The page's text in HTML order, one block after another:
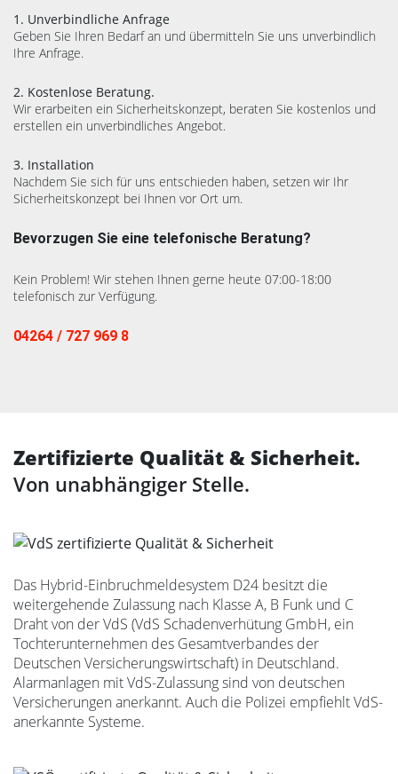
1. Unverbindliche Anfrage
Geben Sie Ihren Bedarf an und übermitteln Sie uns unverbindlich
Ihre Anfrage.
2. Kostenlose Beratung.
Wir erarbeiten ein Sicherheitskonzept, beraten Sie kostenlos und
erstellen ein unverbindliches Angebot.
3. Installation
Nachdem Sie sich für uns entschieden haben, setzen wir Ihr
Sicherheitskonzept bei Ihnen vor Ort um.
Bevorzugen Sie eine telefonische Beratung?
Kein Problem! Wir stehen Ihnen gerne heute 07:00-18:00
telefonisch zur Verfügung.
04264 / 727 969 8
Zertifizierte Qualität & Sicherheit.
Von unabhängiger Stelle.
Das Hybrid-Einbruchmeldesystem D24 besitzt die
weitergehende Zulassung nach Klasse A, B Funk und C
Draht von der VdS (VdS Schadenverhütung GmbH, ein
Tochterunternehmen des Gesamtverbandes der
Deutschen Versicherungswirtschaft) in Deutschland.
Alarmanlagen mit VdS-Zulassung sind von deutschen
Versicherungen anerkannt. Auch die Polizei empfiehlt VdS-
anerkannte Systeme.